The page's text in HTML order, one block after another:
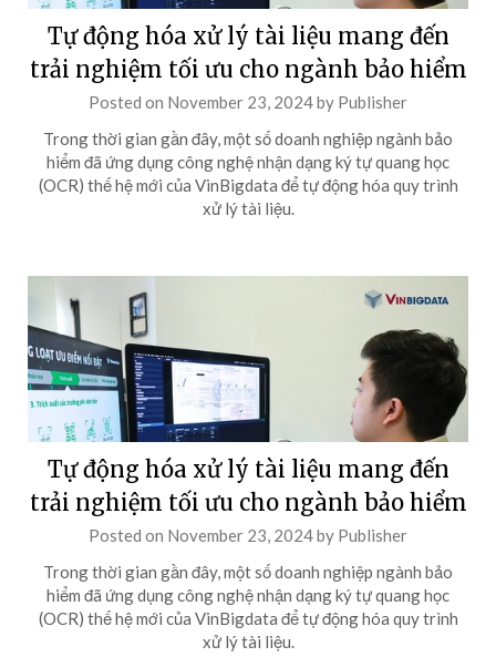
Tự động hóa xử lý tài liệu mang đến
trải nghiệm tối ưu cho ngành bảo hiểm
Posted on November 23, 2024by Publisher
Trong thời gian gần đây, một số doanh nghiệp ngành bảo
hiểm đã ứng dụng công nghệ nhận dạng ký tự quang học
(OCR) thế hệ mới của VinBigdata để tự động hóa quy trình
xử lý tài liệu.
Tự động hóa xử lý tài liệu mang đến
trải nghiệm tối ưu cho ngành bảo hiểm
Posted on November 23, 2024by Publisher
Trong thời gian gần đây, một số doanh nghiệp ngành bảo
hiểm đã ứng dụng công nghệ nhận dạng ký tự quang học
(OCR) thế hệ mới của VinBigdata để tự động hóa quy trình
xử lý tài liệu.